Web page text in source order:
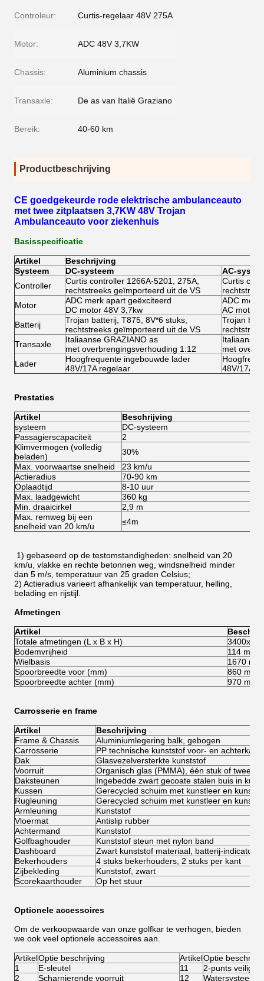
Controleur: Curtis-regelaar 48V 275A
Motor: ADC 48V 3,7KW
Chassis: Aluminium chassis
Transaxle: De as van Italië Graziano
Bereik: 40-60 km
Productbeschrijving
CE goedgekeurde rode elektrische ambulanceauto
met twee zitplaatsen 3,7KW 48V Trojan
Ambulanceauto voor ziekenhuis
Basisspecificatie
Artikel
Beschrijving
Systeem
DC-systeem
AC-
Controller
Curtis controller 1266A-5201, 275A,
rechtstreeks geïmporteerd uit de VS
Curtis
Motor
ADC merk apart geëxciteerd
DC motor 48V 3,7kw
ADC merk
AC motor
Batterij
Trojan batterij, T875, 8V*6 stuks,
rechtstreeks geïmporteerd uit de VS
Trojan
Transaxle
Italiaanse GRAZIANO as
met overbrengingsverhouding 1:12
Italiaanse
met
Lader
Hoogfrequente ingebouwde lader
48V/17A regelaar
48V/17A
Prestaties
Artikel
Beschrijving
systeem
DC-systeem
Passagierscapaciteit
2
Klimvermogen (volledig
beladen)
30%
Max. voorwaartse snelheid
23 km/u
Actieradius
70-90 km
Oplaadtijd
8-10 uur
Max. laadgewicht
360 kg
Min. draaicirkel
2,9 m
Max. remweg bij een
snelheid van 20 km/u
≤4m
1) gebaseerd op de testomstandigheden: snelheid van 20
km/u, vlakke en rechte betonnen weg, windsnelheid minder
dan 5 m/s, temperatuur van 25 graden Celsius;
2) Actieradius varieert afhankelijk van temperatuur, helling,
belading en rijstijl.
Afmetingen
Artikel
Totale afmetingen (L x B x H)
Bodemvrijheid
114 mm
Wielbasis
1670 mm
Spoorbreedte voor (mm)
860 mm
Spoorbreedte achter (mm)
970 mm
Carrosserie en frame
Artikel
Beschrijving
Frame & Chassis
Aluminiumlegering balk, gebogen
Carrosserie
PP technische kunststof voor- en achterkap,
Dak
Glasvezelversterkte kunststof
Voorruit
Organisch glas (PMMA), één stuk of twee
Daksteunen
Ingebedde zwart gecoate stalen buis in
Kussen
Gerecycled schuim met kunstleer en
Rugleuning
Gerecycled schuim met kunstleer en
Armleuning
Kunststof
Vloermat
Antislip rubber
Achtermand
Kunststof
Golfbaghouder
Kunststof steun met nylon band
Dashboard
Zwart kunststof materiaal, batterij-indicator,
Bekerhouders
4 stuks bekerhouders, 2 stuks per kant
Zijbekleding
Kunststof, zwart
Scorekaarthouder
Op het stuur
Optionele accessoires
Om de verkoopwaarde van onze golfkar te verhogen, bieden
we ook veel optionele accessoires aan.
ArtikelOptie beschrijving ArtikelOptie
1
E-sleutel 11
2-punts
2
Scharnierende voorruit 12 Watersysteem